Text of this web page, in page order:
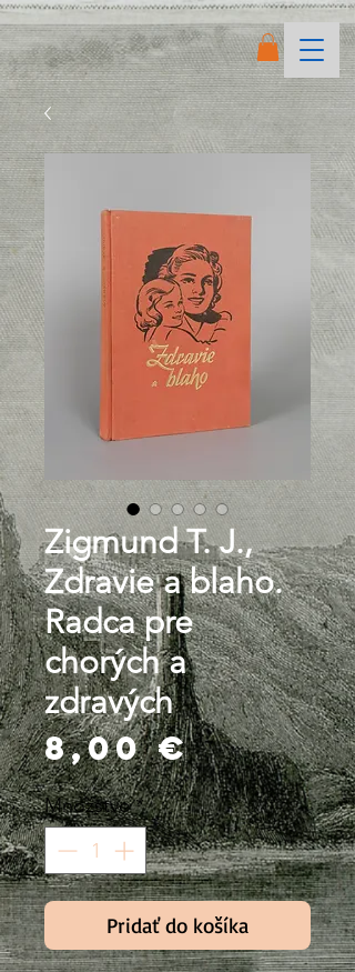
Zigmund T. J.,
Zdravie a blaho.
Radca pre
chorých a
zdravých
8,00 €Price
Množstvo*
Pridať do košíka